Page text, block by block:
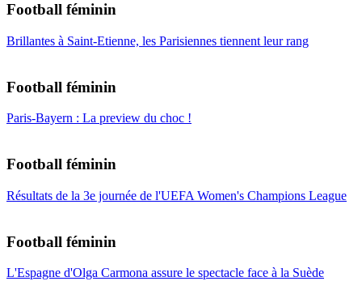
Football féminin
Brillantes à Saint-Etienne, les Parisiennes tiennent leur rang
Football féminin
Paris-Bayern : La preview du choc !
Football féminin
Résultats de la 3e journée de l'UEFA Women's Champions League
Football féminin
L'Espagne d'Olga Carmona assure le spectacle face à la Suède